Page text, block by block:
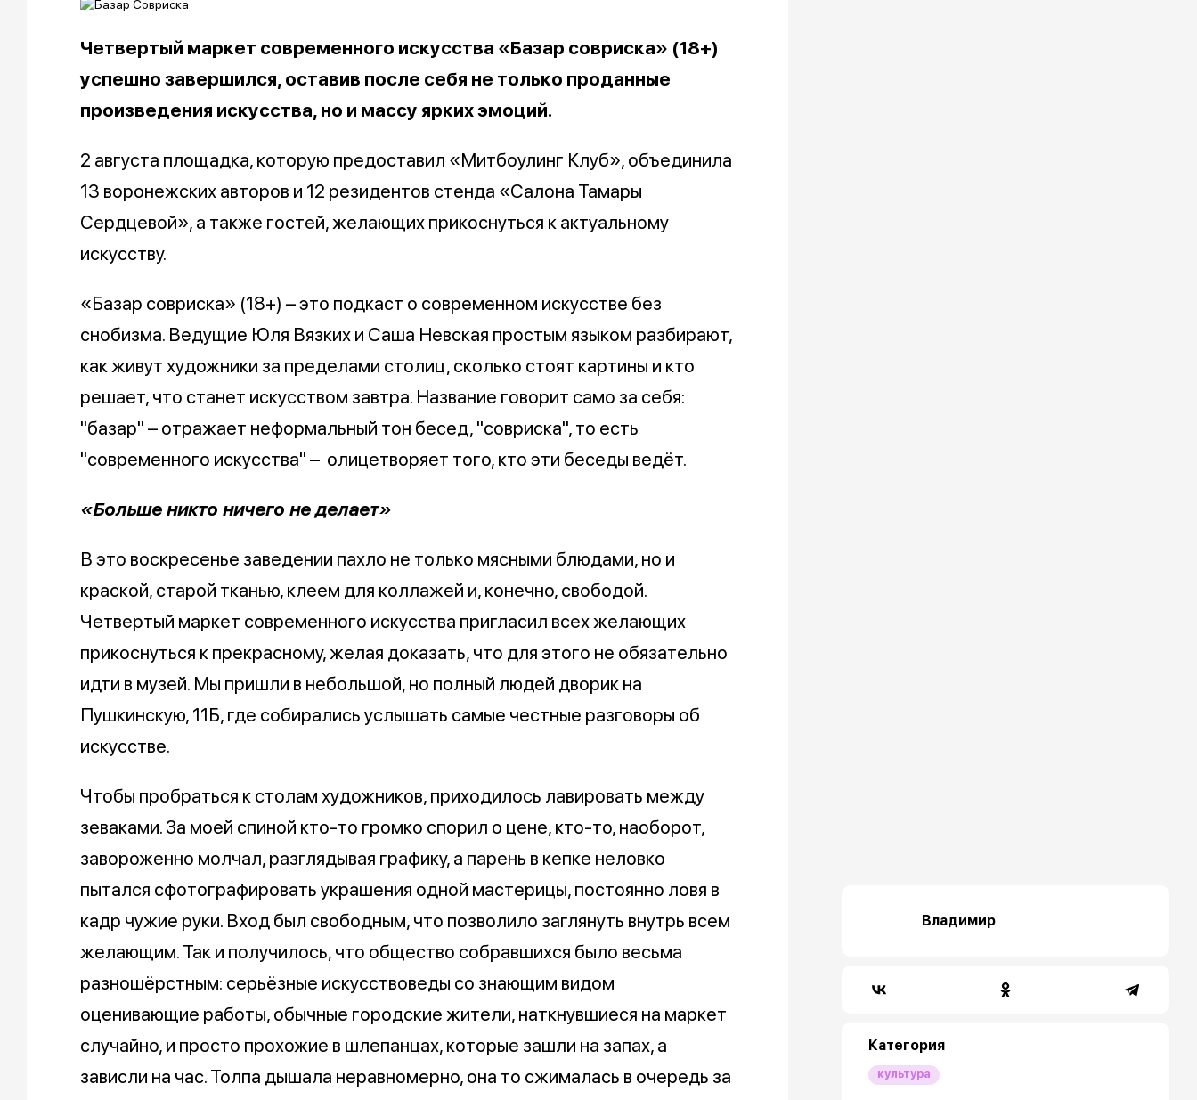
Четвертый маркет современного искусства «Базар совриска» (18+)
успешно завершился, оставив после себя не только проданные
произведения искусства, но и массу ярких эмоций.
2 августа площадка, которую предоставил «Митбоулинг Клуб», объединила
13 воронежских авторов и 12 резидентов стенда «Салона Тамары
Сердцевой», а также гостей, желающих прикоснуться к актуальному
искусству.
«Базар совриска» (18+) – это подкаст о современном искусстве без
снобизма. Ведущие Юля Вязких и Саша Невская простым языком разбирают,
как живут художники за пределами столиц, сколько стоят картины и кто
решает, что станет искусством завтра. Название говорит само за себя:
"базар" – отражает неформальный тон бесед, "совриска", то есть
"современного искусства" – олицетворяет того, кто эти беседы ведёт.
«Больше никто ничего не делает»
В это воскресенье заведении пахло не только мясными блюдами, но и
краской, старой тканью, клеем для коллажей и, конечно, свободой.
Четвертый маркет современного искусства пригласил всех желающих
прикоснуться к прекрасному, желая доказать, что для этого не обязательно
идти в музей. Мы пришли в небольшой, но полный людей дворик на
Пушкинскую, 11Б, где собирались услышать самые честные разговоры об
искусстве.
Чтобы пробраться к столам художников, приходилось лавировать между
зеваками. За моей спиной кто-то громко спорил о цене, кто-то, наоборот,
завороженно молчал, разглядывая графику, а парень в кепке неловко
пытался сфотографировать украшения одной мастерицы, постоянно ловя в
кадр чужие руки. Вход был свободным, что позволило заглянуть внутрь всем
желающим. Так и получилось, что общество собравшихся было весьма
разношёрстным: серьёзные искусствоведы со знающим видом
оценивающие работы, обычные городские жители, наткнувшиеся на маркет
случайно, и просто прохожие в шлепанцах, которые зашли на запах, а
зависли на час. Толпа дышала неравномерно, она то сжималась в очередь за
Владимир
Категория
культура